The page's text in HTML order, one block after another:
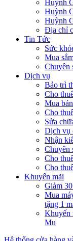
Huỳnh
Huỳnh
Huỳnh
Địa chỉ
Tin Tức
Sức
Mua
Chuyên
Dịch vụ
Bảo trì
Cho
Mua
Cho
Sửa
Dịch vụ
Nhận
Chuyên
Cho
Cho
Khuyến mãi
Giảm
Mua
tặng 1
Khuyến
Mu